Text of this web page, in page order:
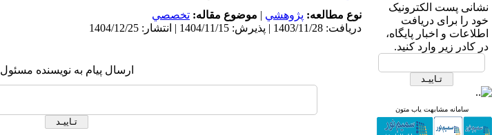
نشانی پست الکترونیک
خود را برای دریافت
اطلاعات و اخبار پایگاه،
در کادر زیر وارد کنید.
سامانه مشابهت یاب متون
نوع مطالعه: پژوهشي | موضوع مقاله: تخصصي
دریافت: 1403/11/28 | پذیرش: 1404/11/15 | انتشار: 1404/12/25
ارسال پیام به نویسنده مسئول